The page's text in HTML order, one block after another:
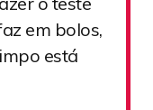
em bolos,
está